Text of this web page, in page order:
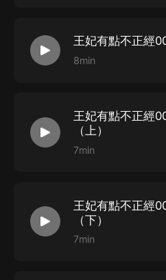
王妃有點不正經
8min
王妃有點不正經
（上）
7min
王妃有點不正經
（下）
7min